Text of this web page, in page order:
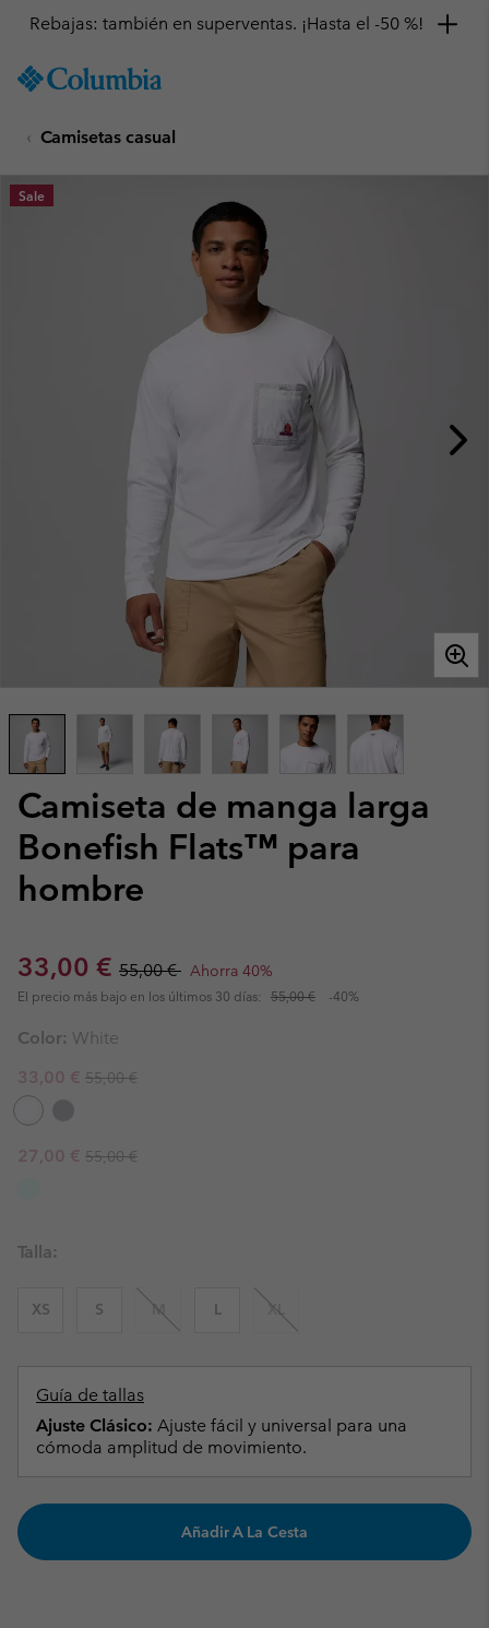
TO
SKIP
MAIN
NAV
Rebajas: también en superventas. ¡Hasta el -50 %!
Camisetas casual
Camiseta de manga larga
Bonefish Flats™ para
hombre
Sale price:
33,00 € Regular price:
55,00 € Ahorra 40%
El precio más bajo en los últimos 30 días: 55,00 € -40%
Sale
Color: White
Sale price:
33,00 € Regular price:
55,00 €
Sale price:
27,00 € Regular price:
55,00 €
Talla:
XS S M L XL
Guía de tallas
Ajuste Clásico: Ajuste fácil y universal para una
cómoda amplitud de movimiento.
Añadir A La Cesta